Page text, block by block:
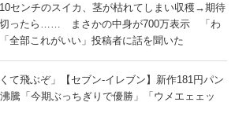
センチのスイカ、茎が枯れてしまい収穫→期待
ったら…… まさかの中身が700万表示 「わ
全部これがいい」投稿者に話を聞いた
くて飛ぶぞ」【セブン‐イレブン】新作181円パン
騰「今期ぶっちぎりで優勝」「ウメエェェッ